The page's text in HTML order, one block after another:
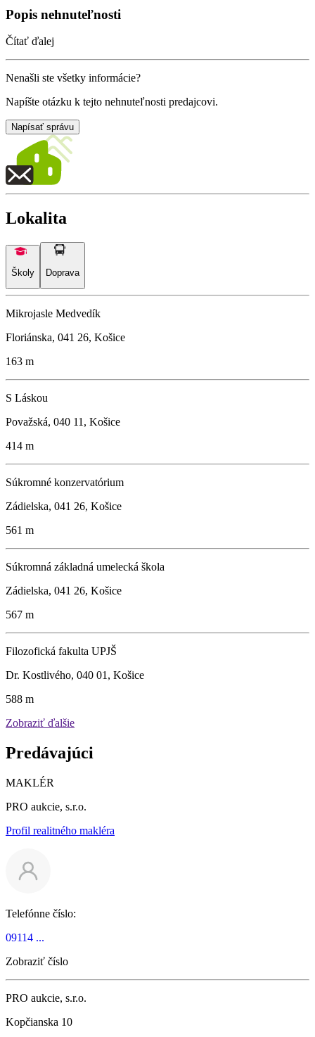
Popis nehnuteľnosti
Čítať ďalej
Nenašli ste všetky informácie?
Napíšte otázku k tejto nehnuteľnosti predajcovi.
Napísať správu
Lokalita
Školy Doprava
Mikrojasle Medvedík
Floriánska, 041 26, Košice
163 m
S Láskou
Považská, 040 11, Košice
414 m
Súkromné konzervatórium
Zádielska, 041 26, Košice
561 m
Súkromná základná umelecká škola
Zádielska, 041 26, Košice
567 m
Filozofická fakulta UPJŠ
Dr. Kostlivého, 040 01, Košice
588 m
Zobraziť ďalšie
Predávajúci
MAKLÉR
PRO aukcie, s.r.o.
Profil realitného makléra
Telefónne číslo:
09114 ...
Zobraziť číslo
PRO aukcie, s.r.o.
Kopčianska 10